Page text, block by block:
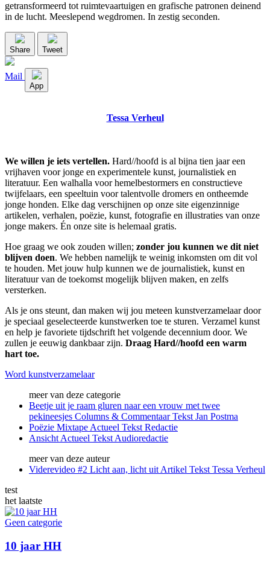
getransformeerd tot ruimtevaartuigen en grafische patronen deinend
in de lucht. Meeslepend wegdromen. In zestig seconden.
Share Tweet
Mail
App
Tessa Verheul
We willen je iets vertellen. Hard//hoofd is al bijna tien jaar een
vrijhaven voor jonge en experimentele kunst, journalistiek en
literatuur. Een walhalla voor hemelbestormers en constructieve
twijfelaars, een speeltuin voor talentvolle dromers en ontheemde
jonge honden. Elke dag verschijnen op onze site eigenzinnige
artikelen, verhalen, poëzie, kunst, fotografie en illustraties van onze
jonge makers. Én onze site is helemaal gratis.
Hoe graag we ook zouden willen; zonder jou kunnen we dit niet
blijven doen. We hebben namelijk te weinig inkomsten om dit vol
te houden. Met jouw hulp kunnen we de journalistiek, kunst en
literatuur van de toekomst mogelijk blijven maken, en zelfs
versterken.
Als je ons steunt, dan maken wij jou meteen kunstverzamelaar door
je speciaal geselecteerde kunstwerken toe te sturen. Verzamel kunst
en help je favoriete tijdschrift het volgende decennium door. We
zullen je eeuwig dankbaar zijn. Draag Hard//hoofd een warm
hart toe.
Word kunstverzamelaar
meer van deze categorie
Beetje uit je raam gluren naar een vrouw met twee
pekineesjes Columns & Commentaar Tekst Jan Postma
Poëzie Mixtape Actueel Tekst Redactie
Ansicht Actueel Tekst Audioredactie
meer van deze auteur
Viderevideo #2 Licht aan, licht uit Artikel Tekst Tessa Verheul
test
het laatste
Geen categorie
10 jaar HH